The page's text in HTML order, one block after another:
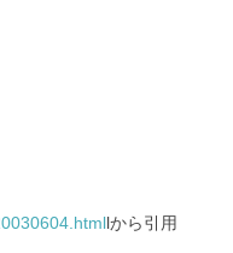
lから引用